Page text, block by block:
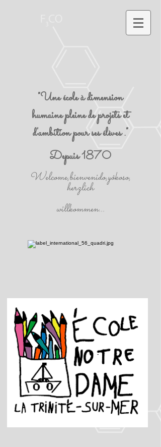
"Une école à dimension
humaine pleine de projets et
d'ambition pour ses élèves ."
Depuis 1870
Welcome,bienvenido,yôkoso,
herzlich
willkommen...